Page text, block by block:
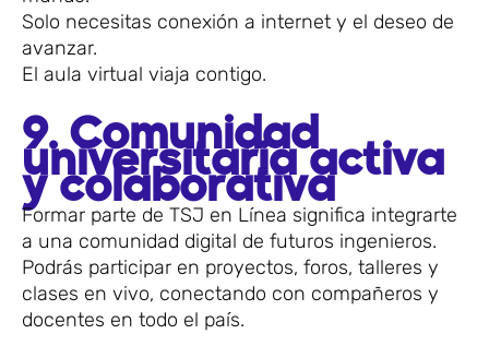
Solo necesitas conexión a internet y el deseo de
avanzar.
El aula virtual viaja contigo.
9. Comunidad
universitaria activa
y colaborativa
Formar parte de TSJ en Línea significa integrarte
a una comunidad digital de futuros ingenieros.
Podrás participar en proyectos, foros, talleres y
clases en vivo, conectando con compañeros y
docentes en todo el país.